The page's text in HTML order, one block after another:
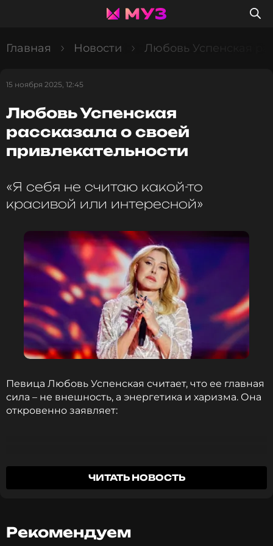
Главная Новости Любовь Успенская
15 ноября 2025, 12:45
Любовь Успенская
рассказала о своей
привлекательности
«Я себя не считаю какой-то
красивой или интересной»
Певица Любовь Успенская считает, что ее главная
сила – не внешность, а энергетика и харизма. Она
откровенно заявляет:
Я себя не считаю какой-то красивой или
интересной. Но когда я пела, все мужчины
все — мужчины сдавались.
ЧИТАТЬ НОВОСТЬ
Рекомендуем